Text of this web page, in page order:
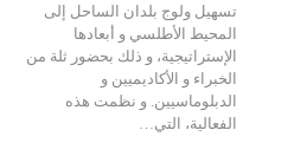
تسهيل ولوج بلدان الساحل إلى
المحيط الأطلسي و أبعادها
الإستراتيجية، و ذلك بحضور ثلة من
الخبراء و الأكاديميين و
الدبلوماسيين. و نظمت هذه
الفعالية، التي…